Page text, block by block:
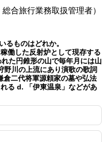
合旅行業務取扱管理者）
るものはどれか。
働した反射炉として現存する
た円錐形の山で毎年月には山
川の上流にあり演歌の歌詞
二代将軍源頼家の墓や弘法
る d. 「伊東温泉」などがあ